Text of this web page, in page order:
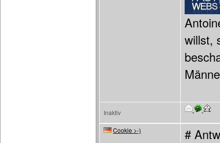
willst,
Inaktiv
Cookie >-)
#